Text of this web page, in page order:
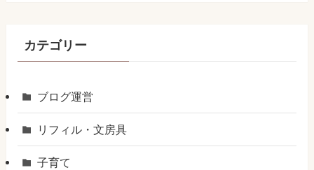
カテゴリー
ブログ運営
リフィル・文房具
子育て